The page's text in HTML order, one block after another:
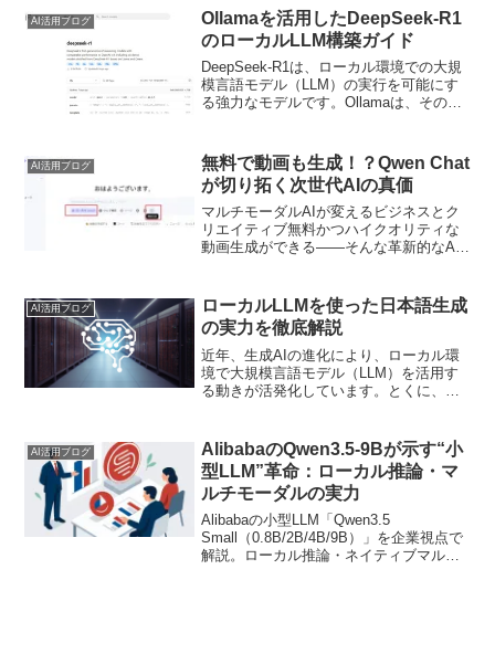
す。
AI活用ブログ
Ollamaを活用したDeepSeek-R1
のローカルLLM構築ガイド
DeepSeek-R1は、ローカル環境での大規
模言語モデル（LLM）の実行を可能にす
る強力なモデルです。Ollamaは、そのセ
使用してDeepSeek-R1をローカルで実行
する手順を説明します。
AI活用ブログ
無料で動画も生成！？Qwen Chat
が切り拓く次世代AIの真価
マルチモーダルAIが変えるビジネスとク
リエイティブ無料かつハイクオリティな
動画生成ができる――そんな革新的なAI
「他のAIと何が違うの？」と疑問を抱く
方も多いでし...
AI活用ブログ
ローカルLLMを使った日本語生成
の実力を徹底解説
近年、生成AIの進化により、ローカル環
境で大規模言語モデル（LLM）を活用す
る動きが活発化しています。とくに、日
います。本記事では、ローカルLLMを用
いた日本語生成の実力を徹底解説しま
す。
AI活用ブログ
AlibabaのQwen3.5-9Bが示す“小
型LLM”革命：ローカル推論・マ
ルチモーダルの実力
Alibabaの小型LLM「Qwen3.5
Small（0.8B/2B/4B/9B）」を企業視点で
解説。ローカル推論・ネイティブマルチ